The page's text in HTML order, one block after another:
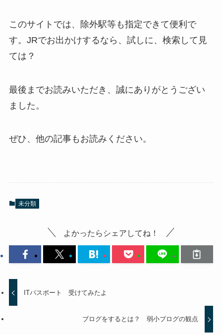
このサイトでは、除外駅等も指定できて便利で
す。JRでお出かけするなら、試しに、検索して見
ては？
最後までお読みいただき、誠にありがとうござい
ました。
ぜひ、他の記事もお読みください。
未分類
よかったらシェアしてね！
ITパスポート 受けてみたよ
ブログをするとは？ 弱小ブログの観点